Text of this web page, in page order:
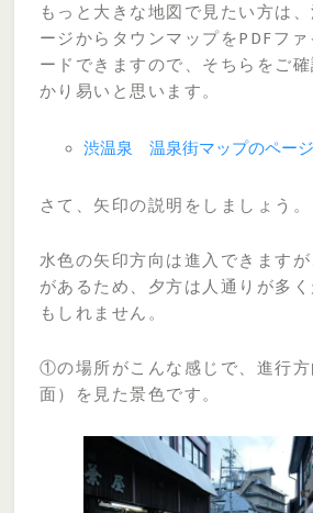
もっと大きな地図で見たい方は
ージからタウンマップをPDFフ
ードできますので、そちらをご
かり易いと思います。
渋温泉 温泉街マップのページ
さて、矢印の説明をしましょう。
水色の矢印方向は進入できます
があるため、夕方は人通りが多
もしれません。
①の場所がこんな感じで、進行
面）を見た景色です。